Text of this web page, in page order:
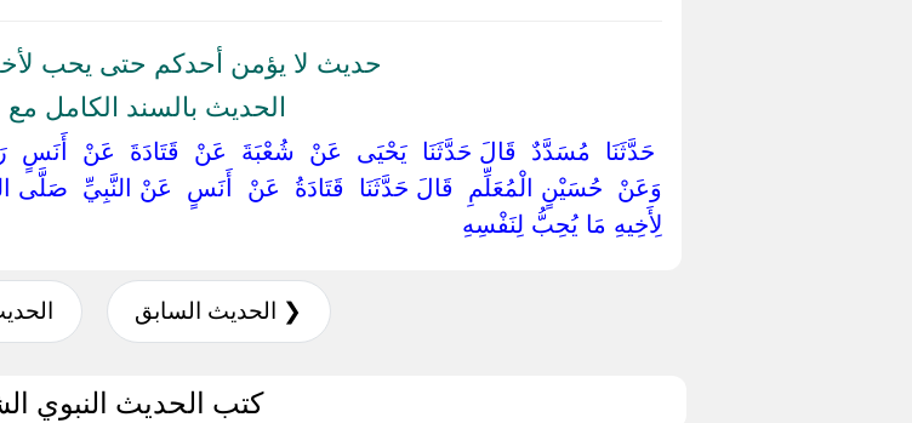
حديث لا يؤمن أحدكم حتى يحب
الحديث بالسند الكامل
‏حَدَّثَنَا ‏ ‏مُسَدَّدٌ ‏ ‏قَالَ حَدَّثَنَا ‏ ‏يَحْيَى ‏ ‏عَنْ ‏ ‏شُعْبَةَ ‏ ‏عَنْ ‏ ‏قَتَادَةَ ‏ ‏عَنْ ‏ ‏أَنَسٍ
‏وَعَنْ ‏ ‏حُسَيْنٍ الْمُعَلِّمِ ‏ ‏قَالَ حَدَّثَنَا ‏ ‏قَتَادَةُ ‏ ‏عَنْ ‏ ‏أَنَسٍ ‏ ‏عَنْ النَّبِيِّ ‏ ‏صَلَّى
لِأَخِيهِ مَا يُحِبُّ لِنَفْسِهِ ‏
❮ الحديث السابق
كتب الحديث النبوي